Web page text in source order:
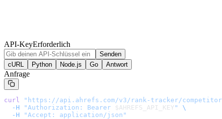
API-KeyErforderlich
Senden
cURL
Python Node.js Go Antwort
Anfrage
curl " https://api.ahrefs.com/v3/rank-tracker/
  -H
"Authorization: Bearer $AHREFS_API_KEY "
\
  -H
"Accept: application/json"